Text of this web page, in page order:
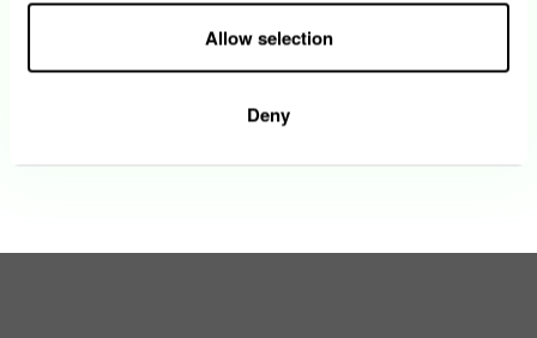
Allow selection
Deny
Découvrez nos offres d'emplois chez Creos